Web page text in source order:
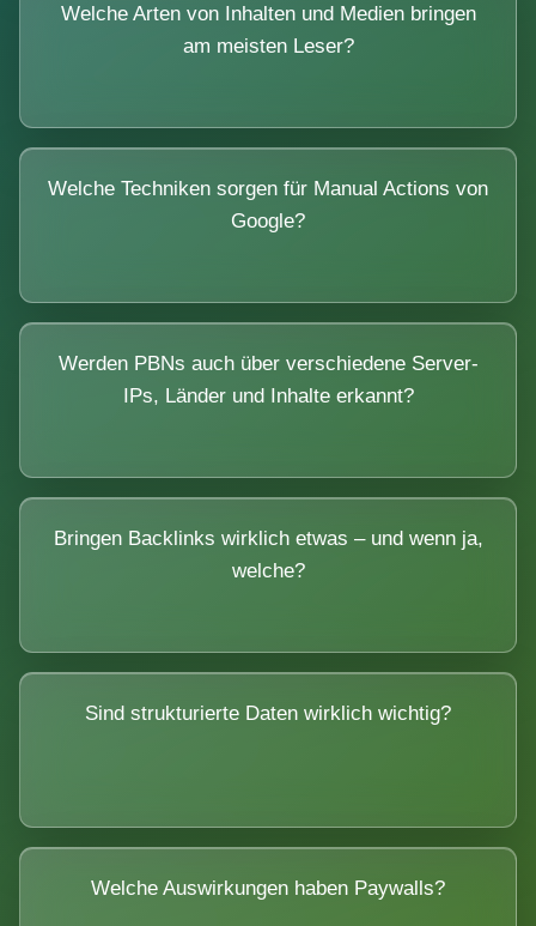
Welche Arten von Inhalten und Medien bringen
am meisten Leser?
Welche Techniken sorgen für Manual Actions von
Google?
Werden PBNs auch über verschiedene Server-
IPs, Länder und Inhalte erkannt?
Bringen Backlinks wirklich etwas – und wenn ja,
welche?
Sind strukturierte Daten wirklich wichtig?
Welche Auswirkungen haben Paywalls?